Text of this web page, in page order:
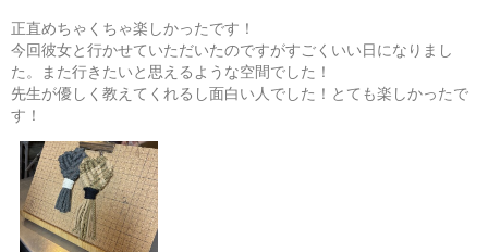
正直めちゃくちゃ楽しかったです！
今回彼女と行かせていただいたのですがすごくいい日になりまし
た。また行きたいと思えるような空間でした！
先生が優しく教えてくれるし面白い人でした！とても楽しかったで
す！